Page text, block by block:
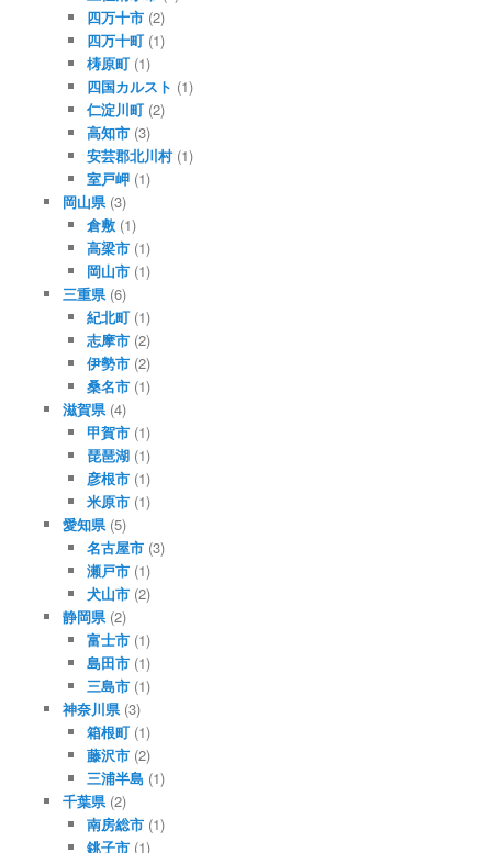
四万十市 (2)
四万十町 (1)
梼原町 (1)
四国カルスト (1)
仁淀川町 (2)
高知市 (3)
安芸郡北川村(1)
室戸岬 (1)
岡山県(3)
倉敷 (1)
高梁市 (1)
岡山市 (1)
三重県(6)
紀北町 (1)
志摩市 (2)
伊勢市 (2)
桑名市 (1)
滋賀県(4)
甲賀市 (1)
琵琶湖 (1)
彦根市 (1)
米原市 (1)
愛知県(5)
名古屋市 (3)
瀬戸市 (1)
犬山市 (2)
静岡県(2)
富士市 (1)
島田市 (1)
三島市 (1)
神奈川県(3)
箱根町 (1)
藤沢市 (2)
三浦半島 (1)
千葉県(2)
南房総市 (1)
銚子市 (1)